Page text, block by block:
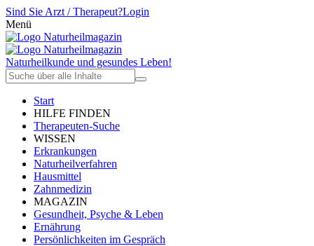
Sind Sie Arzt / Therapeut?Login
Menü
Naturheilkunde und gesundes Leben!
Start
HILFE FINDEN
Therapeuten-Suche
WISSEN
Erkrankungen
Naturheilverfahren
Hausmittel
Zahnmedizin
MAGAZIN
Gesundheit, Psyche & Leben
Ernährung
Persönlichkeiten im Gespräch